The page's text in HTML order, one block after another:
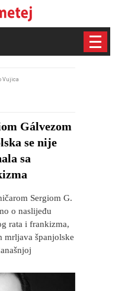
Vujica
Gálvezom
se nije
sa
Sergiom G.
o naslijeđu
rata i frankizma,
mrljava španjolske